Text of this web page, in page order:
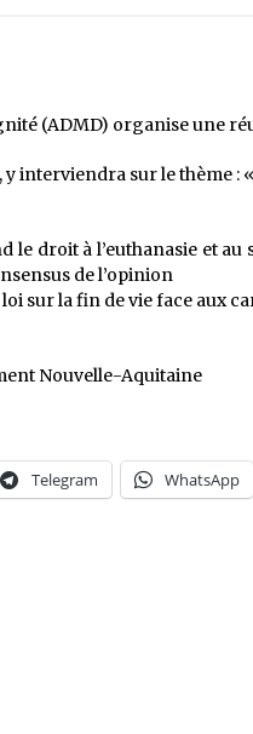
(ADMD) organise une
y interviendra sur le thème :
le droit à l’euthanasie et
de l’opinion
sur la fin de vie face aux
Nouvelle-Aquitaine
Telegram WhatsApp